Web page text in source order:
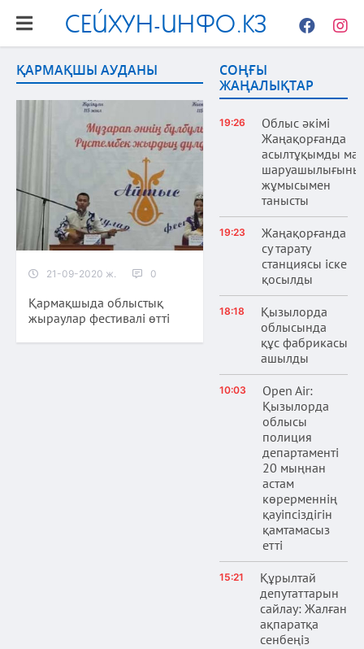
СЕЙХУН-ИНФО.КЗ
Facebook
ҚАРМАҚШЫ АУДАНЫ
21-09-2020 ж. 0
Қармақшыда облыстық
жыраулар фестивалі өтті
СОҢҒЫ
ЖАҢАЛЫҚТАР
19:26
Облыс әкімі
Жаңақорғанда
асылтұқымды мал
жұмысымен
танысты
19:23
Жаңақорғанда
су тарату
станциясы іске
қосылды
18:18
Қызылорда
облысында
құс фабрикасы
ашылды
10:03
Open Air:
Қызылорда
облысы
полиция
департаменті
20 мыңнан
астам
көрерменнің
қауіпсіздігін
қамтамасыз
етті
15:21
Құрылтай
депутаттарын
сайлау: Жалған
ақпаратқа
сенбеңіз